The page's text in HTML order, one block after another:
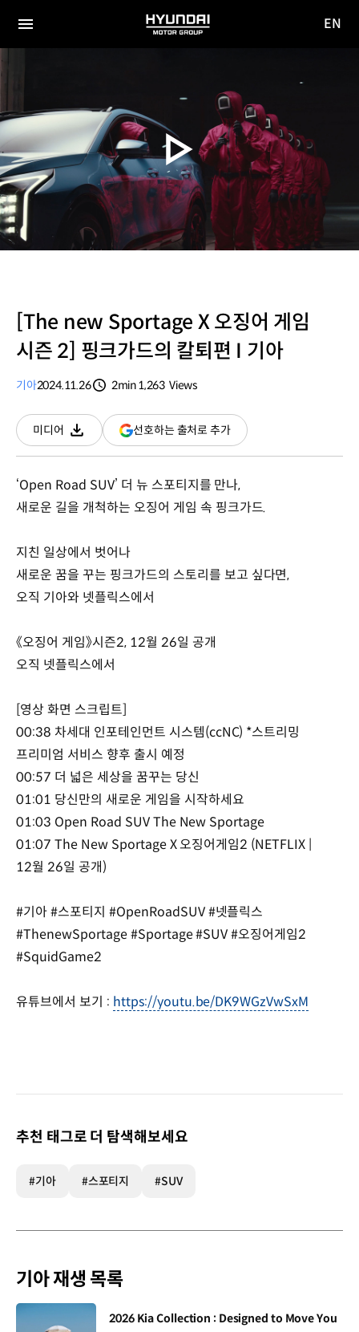
HYUNDAI
EN
[The new Sportage X 오징어 게임
시즌 2] 핑크가드의 칼퇴편 I 기아
기아2024.11.26
2min1,263 Views
미디어
다운로드
선호하는 출처로 추가(새
창
‘Open Road SUV’ 더 뉴 스포티지를 만나,
새로운 길을 개척하는 오징어 게임 속 핑크가드.
지친 일상에서 벗어나
새로운 꿈을 꾸는 핑크가드의 스토리를 보고 싶다면,
오직 기아와 넷플릭스에서
《오징어 게임》시즌2, 12월 26일 공개
오직 넷플릭스에서
[영상 화면 스크립트]
00:38 차세대 인포테인먼트 시스템(ccNC) *스트리밍
프리미엄 서비스 향후 출시 예정
00:57 더 넓은 세상을 꿈꾸는 당신
01:01 당신만의 새로운 게임을 시작하세요
01:03 Open Road SUV The New Sportage
01:07 The New Sportage X 오징어게임2 (NETFLIX |
12월 26일 공개)
#기아 #스포티지 #OpenRoadSUV #넷플릭스
#ThenewSportage #Sportage #SUV #오징어게임2
#SquidGame2
유튜브에서 보기 : https://youtu.be/DK9WGzVwSxM
추천 태그로 더 탐색해보세요
#기아 #스포티지 #SUV
기아 재생 목록
[동영상]
2026 Kia Collection : Designed to Move You